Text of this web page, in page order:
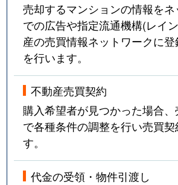
売却するマンションの情報を
での広告や指定流通機構(レイ
産の売買情報ネットワークに
を行います。
不動産売買契約
購入希望者が見つかった場合
で各種条件の調整を行い売買契
す。
代金の受領・物件引渡し